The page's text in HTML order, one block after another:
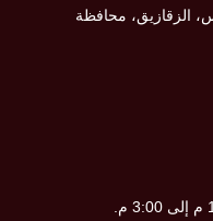
الزقازيق، محافظة